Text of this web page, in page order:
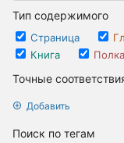
Тип содержимого
Страница
Книга
Полка
Точные
Добавить
Поиск по тегам